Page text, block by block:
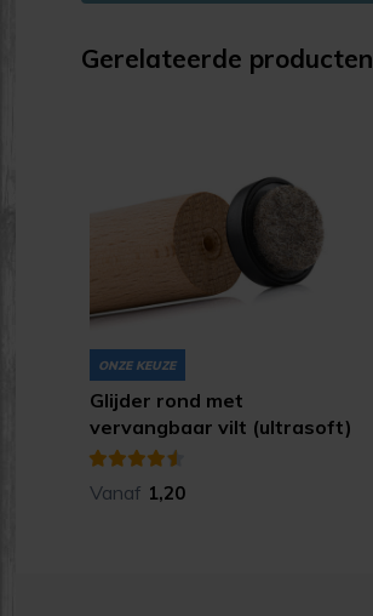
Gerelateerde producten
ONZE KEUZE
Glijder rond met
vervangbaar vilt (ultrasoft)
Vanaf 1,20